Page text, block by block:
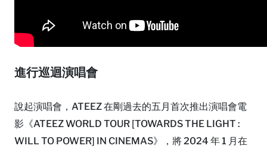
進行巡迴演唱會
說起演唱會，ATEEZ 在剛過去的五月首次推出演唱會電
影《ATEEZ WORLD TOUR [TOWARDS THE LIGHT :
WILL TO POWER] IN CINEMAS》，將 2024 年 1 月在